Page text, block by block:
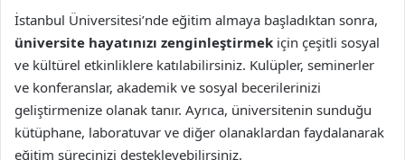
İstanbul Üniversitesi’nde eğitim almaya başladıktan sonra,
üniversite hayatınızı zenginleştirmek için çeşitli sosyal
ve kültürel etkinliklere katılabilirsiniz. Kulüpler, seminerler
ve konferanslar, akademik ve sosyal becerilerinizi
geliştirmenize olanak tanır. Ayrıca, üniversitenin sunduğu
kütüphane, laboratuvar ve diğer olanaklardan faydalanarak
eğitim sürecinizi destekleyebilirsiniz.